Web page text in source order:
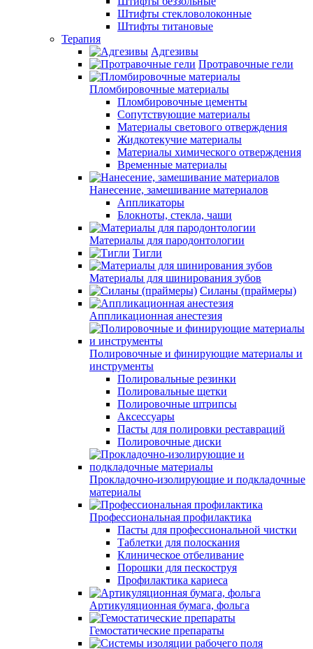
Штифты стекловолоконные
Штифты титановые
Терапия
Адгезивы
Протравочные гели
Пломбировочные материалы
Пломбировочные цементы
Сопутствующие материалы
Материалы светового отверждения
Жидкотекучие материалы
Материалы химического отверждения
Временные материалы
Нанесение, замешивание материалов
Аппликаторы
Блокноты, стекла, чаши
Материалы для пародонтологии
Тигли
Материалы для шинирования зубов
Силаны (праймеры)
Аппликационная анестезия
Полировочные и финирующие материалы и
инструменты
Полировальные резинки
Полировальные щетки
Полировочные штрипсы
Аксессуары
Пасты для полировки реставраций
Полировочные диски
Прокладочно-изолирующие и подкладочные
материалы
Профессиональная профилактика
Пасты для профессиональной чистки
Таблетки для полоскания
Клиническое отбеливание
Порошки для пескоструя
Профилактика кариеса
Артикуляционная бумага, фольга
Гемостатические препараты